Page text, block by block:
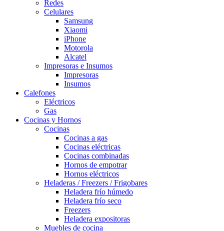
Redes
Celulares
Samsung
Xiaomi
iPhone
Motorola
Alcatel
Impresoras e Insumos
Impresoras
Insumos
Calefones
Eléctricos
Gas
Cocinas y Hornos
Cocinas
Cocinas a gas
Cocinas eléctricas
Cocinas combinadas
Hornos de empotrar
Hornos eléctricos
Heladeras / Freezers / Frigobares
Heladera frío húmedo
Heladera frío seco
Freezers
Heladera expositoras
Muebles de cocina